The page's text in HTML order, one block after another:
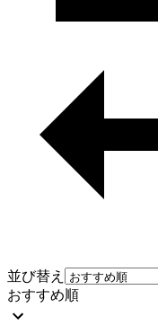
並び替え
おすすめ順